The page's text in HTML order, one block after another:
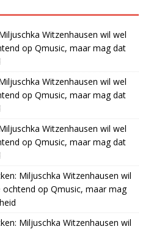
Witzenhausen wil wel
op Qmusic, maar mag dat
Witzenhausen wil wel
op Qmusic, maar mag dat
Witzenhausen wil wel
op Qmusic, maar mag dat
Miljuschka Witzenhausen wil
op Qmusic, maar mag
Miljuschka Witzenhausen wil